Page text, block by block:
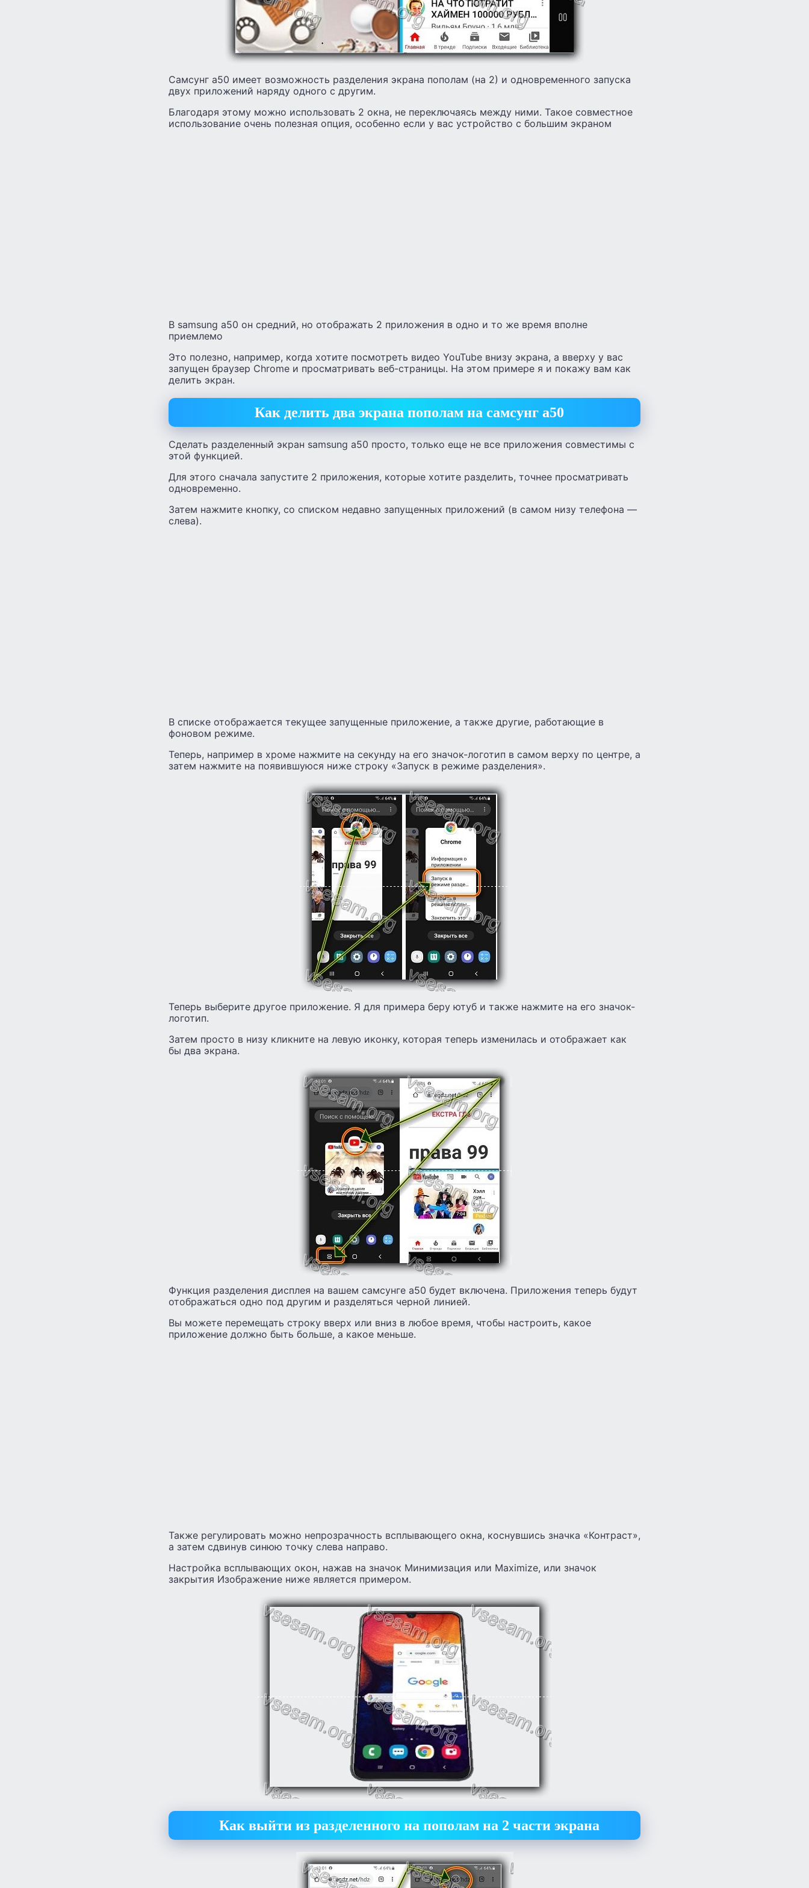
Самсунг а50 имеет возможность разделения экрана пополам (на 2) и одновременного запуска
двух приложений наряду одного с другим.
Благодаря этому можно использовать 2 окна, не переключаясь между ними. Такое совместное
использование очень полезная опция, особенно если у вас устройство с большим экраном
В samsung a50 он средний, но отображать 2 приложения в одно и то же время вполне
приемлемо
Это полезно, например, когда хотите посмотреть видео YouTube внизу экрана, а вверху у вас
запущен браузер Chrome и просматривать веб-страницы. На этом примере я и покажу вам как
делить экран.
Как делить два экрана пополам на самсунг а50
Сделать разделенный экран samsung a50 просто, только еще не все приложения совместимы с
этой функцией.
Для этого сначала запустите 2 приложения, которые хотите разделить, точнее просматривать
одновременно.
Затем нажмите кнопку, со списком недавно запущенных приложений (в самом низу телефона —
слева).
В списке отображается текущее запущенные приложение, а также другие, работающие в
фоновом режиме.
Теперь, например в хроме нажмите на секунду на его значок-логотип в самом верху по центре, а
затем нажмите на появившуюся ниже строку «Запуск в режиме разделения».
Теперь выберите другое приложение. Я для примера беру ютуб и также нажмите на его значок-
логотип.
Затем просто в низу кликните на левую иконку, которая теперь изменилась и отображает как
бы два экрана.
Функция разделения дисплея на вашем самсунге а50 будет включена. Приложения теперь будут
отображаться одно под другим и разделяться черной линией.
Вы можете перемещать строку вверх или вниз в любое время, чтобы настроить, какое
приложение должно быть больше, а какое меньше.
Также регулировать можно непрозрачность всплывающего окна, коснувшись значка «Контраст»,
а затем сдвинув синюю точку слева направо.
Настройка всплывающих окон, нажав на значок Минимизация или Maximize, или значок
закрытия Изображение ниже является примером.
Как выйти из разделенного на пополам на 2 части экрана